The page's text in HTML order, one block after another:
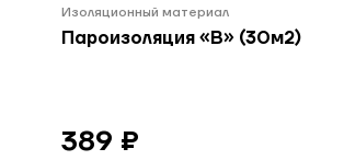
Изоляционный материал
Пароизоляция «В» (30м2)
389 ₽